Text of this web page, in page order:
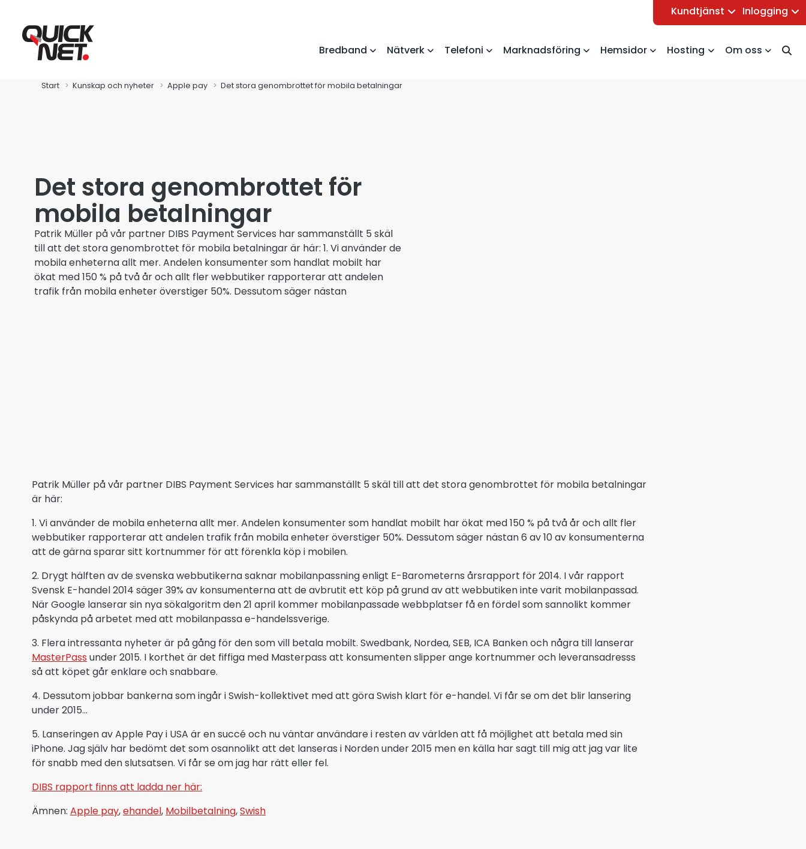
Kundtjänst Inlogging
Bredband
Fibra
Global Connect
Zitius
Nätverk Telefoni Marknadsföring Hemsidor Hosting Om oss
Start Kunskap och nyheter Apple pay Det stora genombrottet för mobila betalningar
Det stora genombrottet för
mobila betalningar
Patrik Müller på vår partner DIBS Payment Services har sammanställt 5 skäl
till att det stora genombrottet för mobila betalningar är här: 1. Vi använder de
mobila enheterna allt mer. Andelen konsumenter som handlat mobilt har
ökat med 150 % på två år och allt fler webbutiker rapporterar att andelen
trafik från mobila enheter överstiger 50%. Dessutom säger nästan
Patrik Müller på vår partner DIBS Payment Services har sammanställt 5 skäl till att det stora genombrottet för mobila betalningar
är här:
1. Vi använder de mobila enheterna allt mer. Andelen konsumenter som handlat mobilt har ökat med 150 % på två år och allt fler
webbutiker rapporterar att andelen trafik från mobila enheter överstiger 50%. Dessutom säger nästan 6 av 10 av konsumenterna
att de gärna sparar sitt kortnummer för att förenkla köp i mobilen.
2. Drygt hälften av de svenska webbutikerna saknar mobilanpassning enligt E-Barometerns årsrapport för 2014. I vår rapport
Svensk E-handel 2014 säger 39% av konsumenterna att de avbrutit ett köp på grund av att webbutiken inte varit mobilanpassad.
När Google lanserar sin nya sökalgoritm den 21 april kommer mobilanpassade webbplatser få en fördel som sannolikt kommer
påskynda på arbetet med att mobilanpassa e-handelssverige.
3. Flera intressanta nyheter är på gång för den som vill betala mobilt. Swedbank, Nordea, SEB, ICA Banken och några till lanserar
MasterPass under 2015. I korthet är det fiffiga med Masterpass att konsumenten slipper ange kortnummer och leveransadresss
så att köpet går enklare och snabbare.
4. Dessutom jobbar bankerna som ingår i Swish-kollektivet med att göra Swish klart för e-handel. Vi får se om det blir lansering
under 2015…
5. Lanseringen av Apple Pay i USA är en succé och nu väntar användare i resten av världen att få möjlighet att betala med sin
iPhone. Jag själv har bedömt det som osannolikt att det lanseras i Norden under 2015 men en källa har sagt till mig att jag var lite
för snabb med den slutsatsen. Vi får se om jag har rätt eller fel.
DIBS rapport finns att ladda ner här:
Ämnen: Apple pay,ehandel, Mobilbetalning,Swish